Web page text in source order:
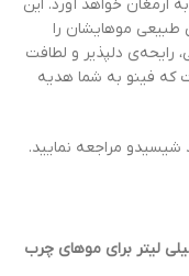
ارمغان خواهد آورد. این
طبیعی موهایشان را
رایحه‌ی دلپذیر و لطافت
که فینو به شما هدیه
شیسیدو مراجعه نمایید.
550 میلی لیتر برای موهای چرب